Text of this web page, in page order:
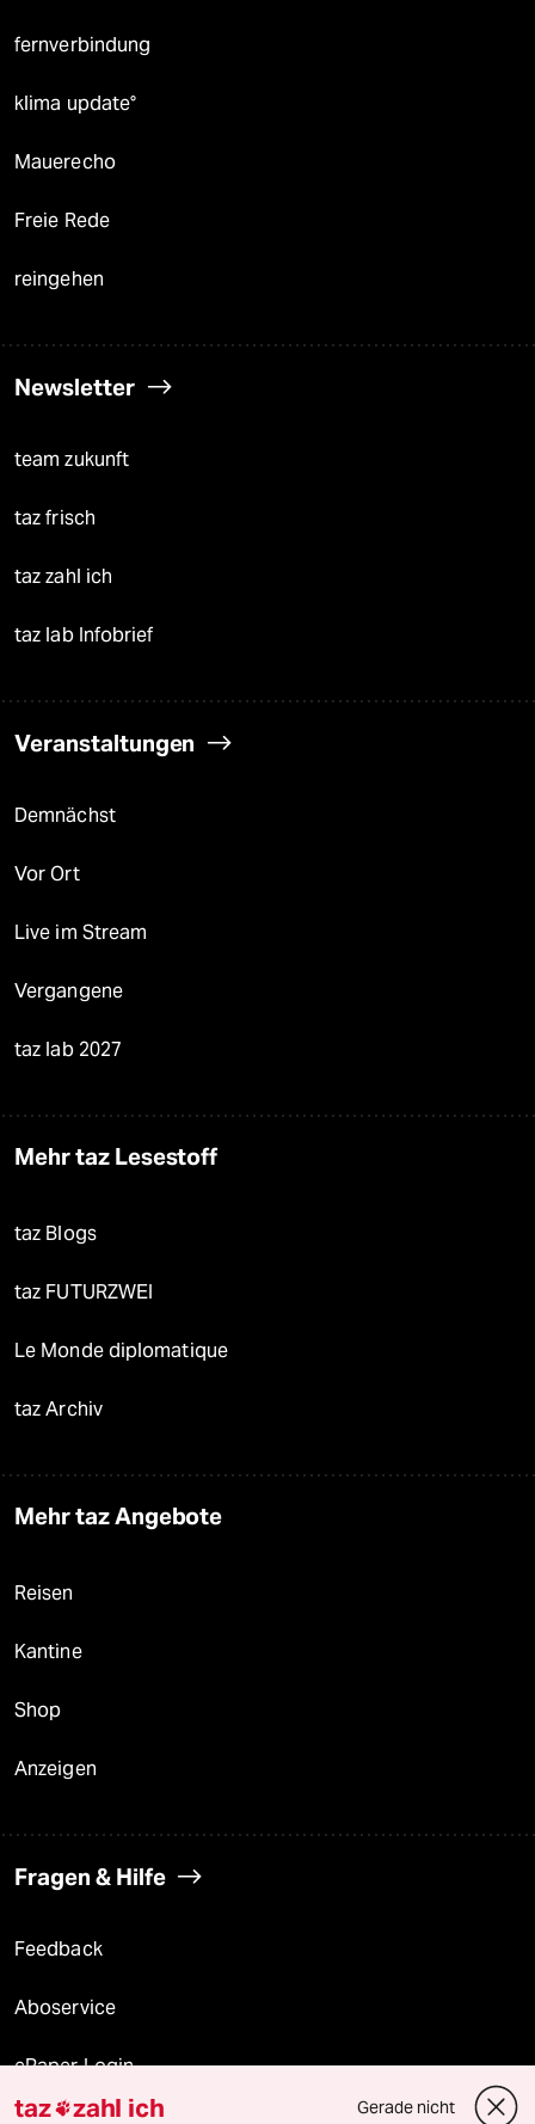
fernverbindung
klima update°
Mauerecho
Freie Rede
reingehen
Newsletter
team zukunft
taz frisch
taz zahl ich
taz lab Infobrief
Veranstaltungen
Demnächst
Vor Ort
Live im Stream
Vergangene
taz lab 2027
Mehr taz Lesestoff
taz Blogs
taz FUTURZWEI
Le Monde diplomatique
taz Archiv
Mehr taz Angebote
Reisen
Kantine
Shop
Anzeigen
Fragen & Hilfe
Feedback
Aboservice
ePaper Login
taz zahl ich Gerade nicht